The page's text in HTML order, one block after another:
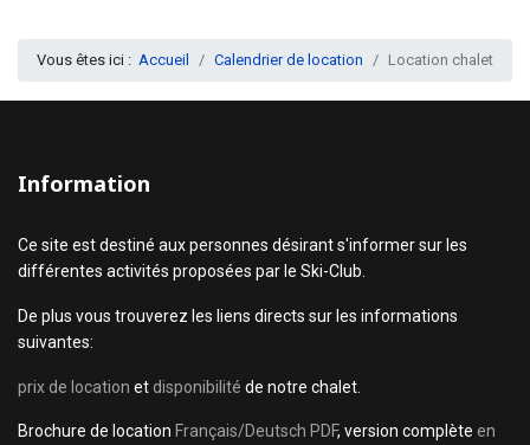
Vous êtes ici : Accueil Calendrier de location Location chalet
Information
Ce site est destiné aux personnes désirant s'informer sur les
différentes activités proposées par le Ski-Club.
De plus vous trouverez les liens directs sur les informations
suivantes:
prix de location et disponibilité de notre chalet.
Brochure de location Français/Deutsch PDF, version complète en